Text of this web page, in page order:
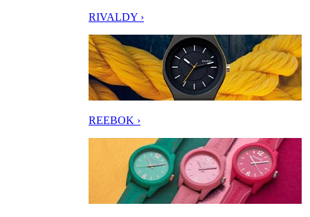
RIVALDY ›
REEBOK ›